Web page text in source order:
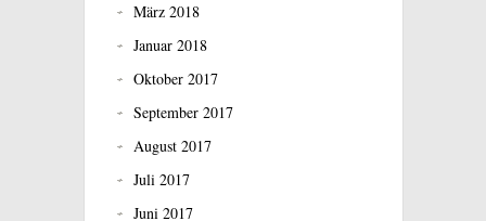
März 2018
Januar 2018
Oktober 2017
September 2017
August 2017
Juli 2017
Juni 2017